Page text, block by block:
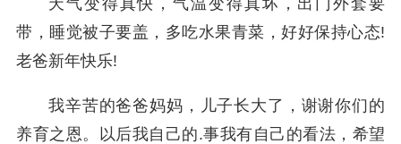
天气变得真快，气温变得真坏，出门外套要
带，睡觉被子要盖，多吃水果青菜，好好保持心态!
老爸新年快乐!
我辛苦的爸爸妈妈，儿子长大了，谢谢你们的
养育之恩。以后我自己的.事我有自己的看法，希望